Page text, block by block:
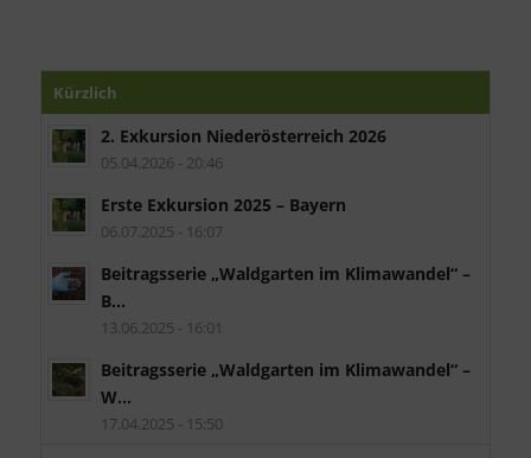
Kürzlich
2. Exkursion Niederösterreich 2026
05.04.2026 - 20:46
Erste Exkursion 2025 – Bayern
06.07.2025 - 16:07
Beitragsserie „Waldgarten im Klimawandel“ –
B...
13.06.2025 - 16:01
Beitragsserie „Waldgarten im Klimawandel“ –
W...
17.04.2025 - 15:50